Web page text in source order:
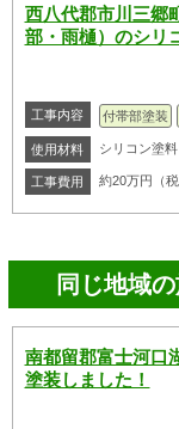
西八代郡市川三郷
部・雨樋）のシリ
工事内容 付帯部塗装
使用材料 シリコン塗料
工事費用 約20万円（
同じ地域
南都留郡富士河口
塗装しました！